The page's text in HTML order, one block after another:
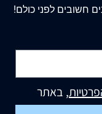
חשובים לפני כולם!
, באתר